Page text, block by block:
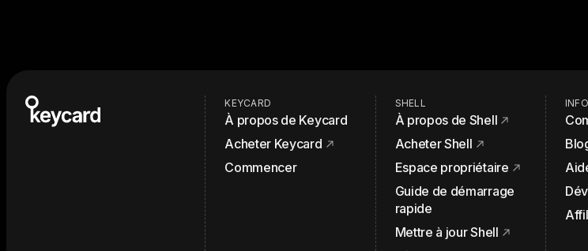
KEYCARD
À propos de Keycard
Acheter Keycard
Commencer
SHELL
À propos de Shell
Acheter Shell
Espace propriétaire
Guide de démarrage
rapide
Mettre à jour Shell
INFO